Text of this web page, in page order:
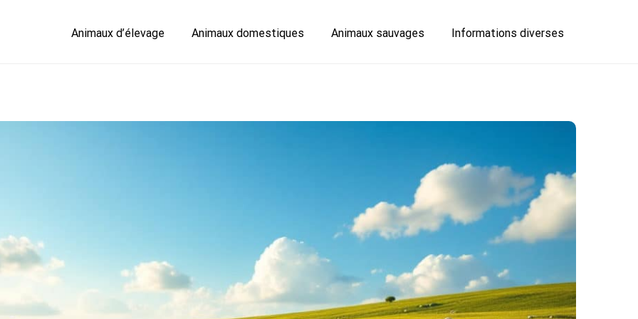
Animaux d’élevage Animaux domestiques Animaux sauvages Informations diverses